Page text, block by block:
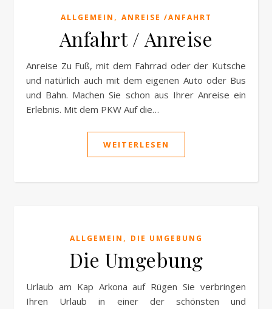
ALLGEMEIN , ANREISE /ANFAHRT
Anfahrt / Anreise
Anreise Zu Fuß, mit dem Fahrrad oder der Kutsche
und natürlich auch mit dem eigenen Auto oder Bus
und Bahn. Machen Sie schon aus Ihrer Anreise ein
Erlebnis. Mit dem PKW Auf die…
WEITERLESEN
ALLGEMEIN , DIE UMGEBUNG
Die Umgebung
Urlaub am Kap Arkona auf Rügen Sie verbringen
Ihren Urlaub in einer der schönsten und